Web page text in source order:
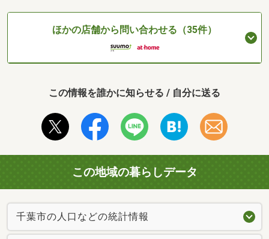
ほかの店舗から問い合わせる（35件）
この情報を誰かに知らせる / 自分に送る
この地域の暮らしデータ
千葉市の人口などの統計情報